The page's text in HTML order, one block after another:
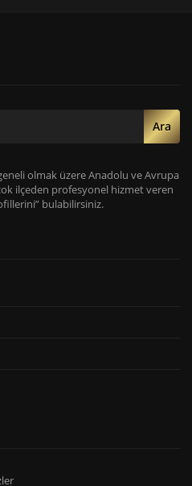
Ara
olmak üzere Anadolu ve Avrupa
ilçeden profesyonel hizmet veren
bulabilirsiniz.